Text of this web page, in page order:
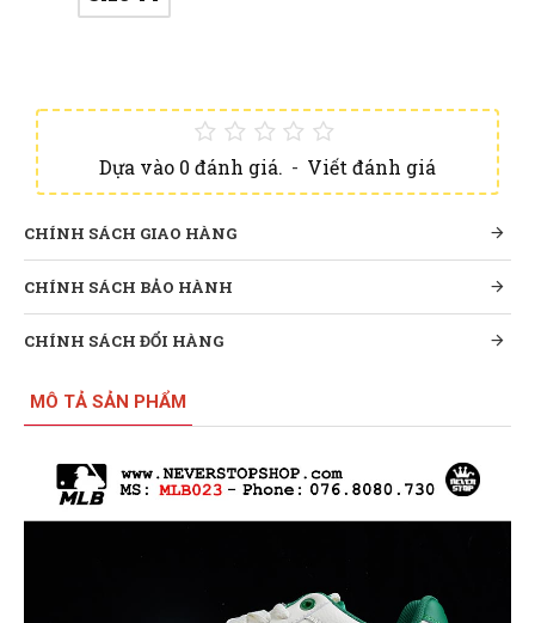
Dựa vào 0 đánh giá. - Viết đánh giá
CHÍNH SÁCH GIAO HÀNG
CHÍNH SÁCH BẢO HÀNH
CHÍNH SÁCH ĐỔI HÀNG
MÔ TẢ SẢN PHẨM